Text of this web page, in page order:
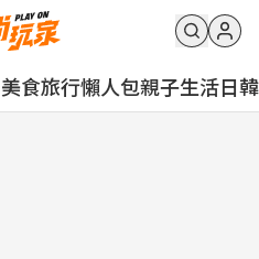
美食旅行懶人包親子生活日韓